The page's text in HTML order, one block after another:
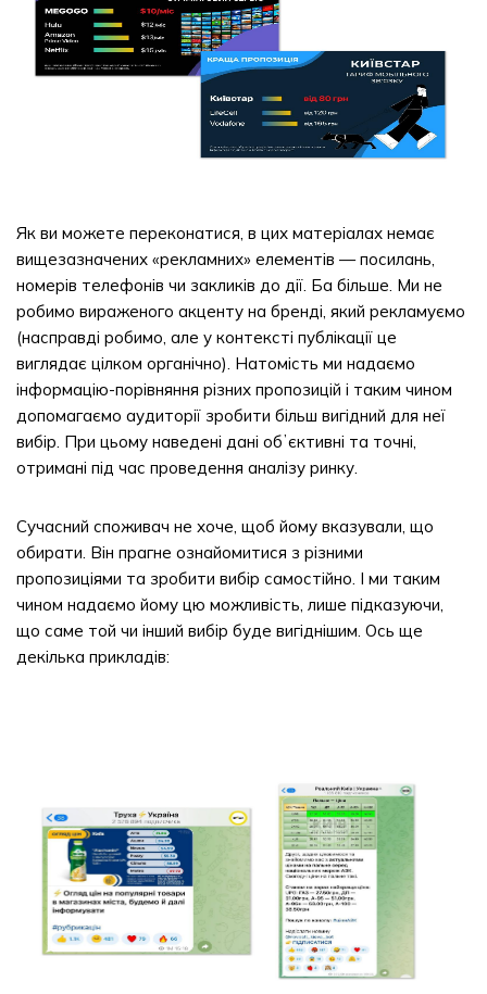
Як ви можете переконатися, в цих матеріалах немає
вищезазначених «рекламних» елементів — посилань,
номерів телефонів чи закликів до дії. Ба більше. Ми не
робимо вираженого акценту на бренді, який рекламуємо
(насправді робимо, але у контексті публікації це
виглядає цілком органічно). Натомість ми надаємо
інформацію-порівняння різних пропозицій і таким чином
допомагаємо аудиторії зробити більш вигідний для неї
вибір. При цьому наведені дані обʼєктивні та точні,
отримані під час проведення аналізу ринку.
Сучасний споживач не хоче, щоб йому вказували, що
обирати. Він прагне ознайомитися з різними
пропозиціями та зробити вибір самостійно. І ми таким
чином надаємо йому цю можливість, лише підказуючи,
що саме той чи інший вибір буде вигіднішим. Ось ще
декілька прикладів: